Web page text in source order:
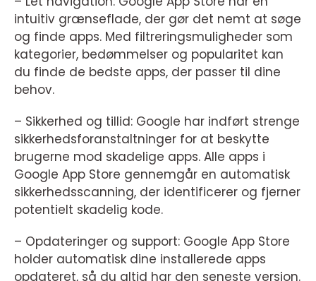
intuitiv grænseflade, der gør det nemt at søge
og finde apps. Med filtreringsmuligheder som
kategorier, bedømmelser og popularitet kan
du finde de bedste apps, der passer til dine
behov.
– Sikkerhed og tillid: Google har indført strenge
sikkerhedsforanstaltninger for at beskytte
brugerne mod skadelige apps. Alle apps i
Google App Store gennemgår en automatisk
sikkerhedsscanning, der identificerer og fjerner
potentielt skadelig kode.
– Opdateringer og support: Google App Store
holder automatisk dine installerede apps
opdateret, så du altid har den seneste version.